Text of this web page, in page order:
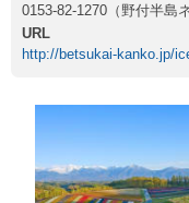
0153-82-1270（野付半島
URL
http://betsukai-kanko.jp/